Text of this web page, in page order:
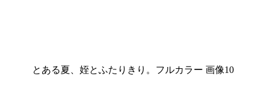
とある夏、姪とふたりきり。フルカラー 画像10